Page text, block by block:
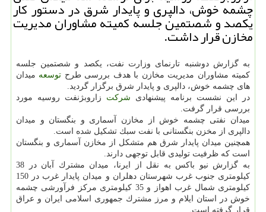
چشمه خوش، دالپری و پایدار شرق در دستور كار
یكصد و شصتمین جلسه كمیته مشاوران مدیریت
مخازن قرار داشت.
به گزارش دوشنبه تارنمای وزارت نفت، یكصد و شصتمین جلسه
كمیته مشاوران مدیریت مخازن با هدف بررسی طرح توسعه میدان
های چشمه خوش، دالپری و پایدار شرق برگزار گردید.
در این نشست برنامه پیشنهادی شركت زاروبژنفت روسیه مورد
بررسی قرار گرفت.
میدان نفتی چشمه خوش از مخازن آسماری و بنگستان و میدان
دالپری از مخزن بنگستانی با نفت سبك تشكیل شده است.
همچنین میدان پایدار شرق هم متشكل از مخازن آسماری و بنگستان
است كه ظرفیت تولیدی قابل توجهی دارند.
به گزارش نیو باكس به نقل از ایرنا، میدان مشترك آبان در 38
كیلومتری جنوب غرب شهرستان دهلران و میدان پایدار غرب در 150
كیلومتری شمال غرب اهواز و 35 كیلومتری مركز فرآورشی چشمه
خوش در استان ایلام و مرز مشترك جمهوری اسلامی ایران و عراق
قرار گرفته است.